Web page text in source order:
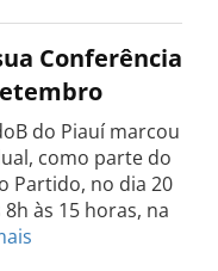
do
PCdoB
Rio
do
Sul
dia
Conferência
do Piauí marcou
como parte do
Partido, no dia 20
às 15 horas, na